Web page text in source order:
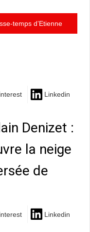
temps d’Etienne
Linkedin
Denizet :
la neige
de
Linkedin